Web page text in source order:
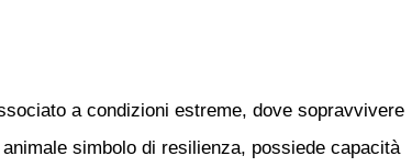
a condizioni estreme, dove sopravvivere
simbolo di resilienza, possiede capacità